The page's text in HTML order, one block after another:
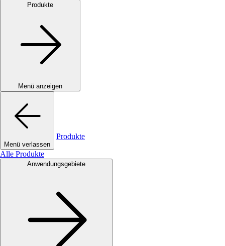
Produkte
Menü anzeigen
Menü verlassen
Produkte
Alle Produkte
Anwendungsgebiete